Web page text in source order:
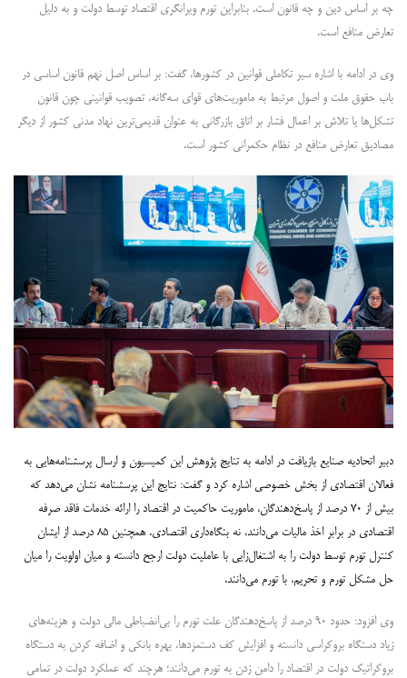
چه بر اساس دین و چه قانون است. بنابراین تورم ویرانگری اقتصاد توسط دولت و به دلیل
تعارض منافع است.
وی در ادامه با اشاره سیر تکاملی قوانین در کشورها، گفت: بر اساس اصل نهم قانون اساسی در
باب حقوق ملت و اصول مرتبط به ماموریت‌های قوای سه‌گانه، تصویب قوانینی چون قانون
تشکل‌ها یا تلاش بر اعمال فشار بر اتاق بازرگانی به عنوان قدیمی‌ترین نهاد مدنی کشور از دیگر
مصادیق تعارض منافع در نظام حکمرانی کشور است.
دبیر اتحادیه صنایع بازیافت در ادامه به تنایج پژوهش این کمیسیون و ارسال پرسشنامه‌هایی به
فعالان اقتصادی از بخش ‌خصوصی اشاره کرد و گفت: نتایج این پرسشنامه نشان می‌دهد که
بیش از ۷۰ درصد از پاسخ‌دهندگان، ماموریت حاکمیت در اقتصاد را ارائه خدمات فاقد صرفه
اقتصادی در برابر اخذ مالیات می‌دانند، نه بنگاه‌داری اقتصادی. همچنین ۸۵ درصد از ایشان
کنترل تورم توسط دولت را به اشتغال‌زایی با عاملیت دولت ارجح دانسته و میان اولویت را میان
حل مشکل تورم و تحریم، با تورم می‌دانند.
وی افزود: حدود ۹۰ درصد از پاسخ‌دهندگان علت تورم را بی‌انضباطی مالی دولت و هزینه‌های
زیاد دستگاه بروکراسی دانسته و افزایش کف دستمزدها، بهره بانکی و اضافه کردن به دستگاه
بروکراتیک دولت در اقتصاد را دامن زدن به تورم می‌دانند؛ هرچند که عملکرد دولت در تمامی